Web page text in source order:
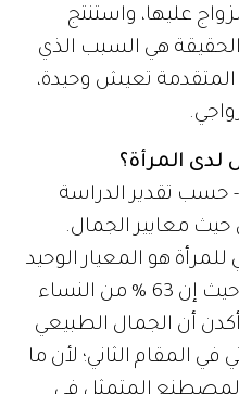
عليها، واستنتج
هي السبب الذي
تعيش وحيدة،
المرأة؟
- حسب تقدير الدراسة
حيث معايير الجمال.
هو المعيار الوحيد
لتقديرها، ولكن الوضع تغير، حيث إن 63 % من النساء
أن الجمال الطبيعي
المقام الثاني؛ لأن ما